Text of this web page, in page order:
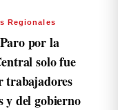
Regionales
por la
solo fue
trabajadores
y del gobierno